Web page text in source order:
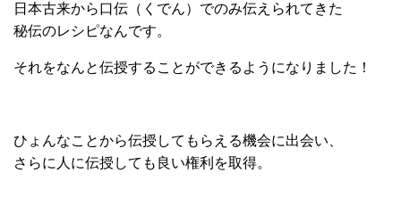
日本古来から口伝（くでん）でのみ伝えられてきた
秘伝のレシピなんです。
それをなんと伝授することができるようになりました！
ひょんなことから伝授してもらえる機会に出会い、
さらに人に伝授しても良い権利を取得。